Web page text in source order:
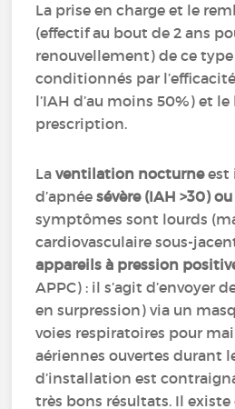
La prise en charge et le
(effectif au bout de 2 ans
renouvellement) de ce
conditionnés par
l’IAH d’au moins 50%) et
prescription.
Laventilation nocturneest
d’apnéesévère (IAH >30)
symptômes sont lourds
cardiovasculaire sous-
appareils à pression
APPC) : il s’agit d’envoyer
en surpression) via un
voies respiratoires pour
aériennes ouvertes durant
d’installation est
très bons résultats. Il